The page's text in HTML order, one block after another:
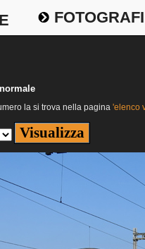
la si trova nella pagina 'elenco